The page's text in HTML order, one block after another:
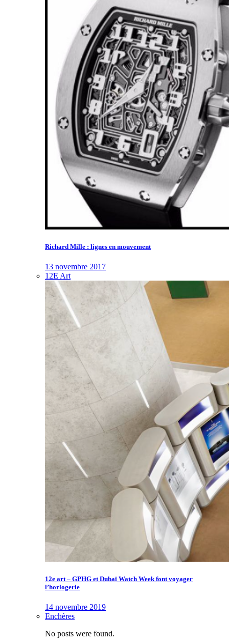
Richard Mille : lignes en mouvement
13 novembre 2017
12E Art
12e art – GPHG et Dubaï Watch Week font voyager
l’horlogerie
14 novembre 2019
Enchères
No posts were found.